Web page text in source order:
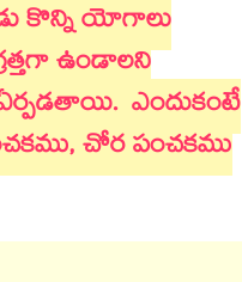
కొన్ని యోగాలు
ఉండాలని
ఏర్పడతాయి. ఎందుకంటే
చోర పంచకము